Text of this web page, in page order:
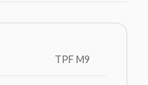
TPF M9